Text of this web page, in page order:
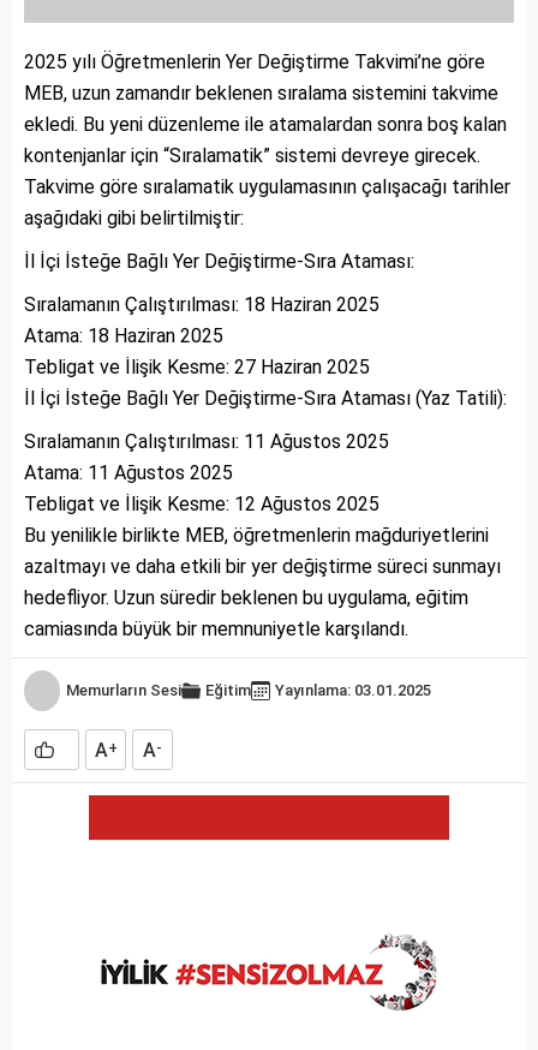
2025 yılı Öğretmenlerin Yer Değiştirme Takvimi’ne göre
MEB, uzun zamandır beklenen sıralama sistemini takvime
ekledi. Bu yeni düzenleme ile atamalardan sonra boş kalan
kontenjanlar için “Sıralamatik” sistemi devreye girecek.
Takvime göre sıralamatik uygulamasının çalışacağı tarihler
aşağıdaki gibi belirtilmiştir:
İl İçi İsteğe Bağlı Yer Değiştirme-Sıra Ataması:
Sıralamanın Çalıştırılması: 18 Haziran 2025
Atama: 18 Haziran 2025
Tebligat ve İlişik Kesme: 27 Haziran 2025
İl İçi İsteğe Bağlı Yer Değiştirme-Sıra Ataması (Yaz Tatili):
Sıralamanın Çalıştırılması: 11 Ağustos 2025
Atama: 11 Ağustos 2025
Tebligat ve İlişik Kesme: 12 Ağustos 2025
Bu yenilikle birlikte MEB, öğretmenlerin mağduriyetlerini
azaltmayı ve daha etkili bir yer değiştirme süreci sunmayı
hedefliyor. Uzun süredir beklenen bu uygulama, eğitim
camiasında büyük bir memnuniyetle karşılandı.
Memurların Sesi Eğitim Yayınlama: 03.01.2025
A+ A-